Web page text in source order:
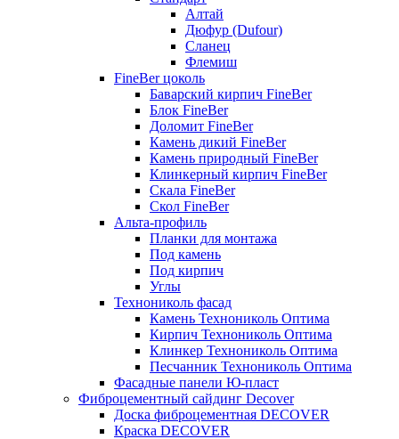
Алтай
Дюфур (Dufour)
Сланец
Флемиш
FineBer цоколь
Баварский кирпич FineBer
Блок FineBer
Доломит FineBer
Камень дикий FineBer
Камень природный FineBer
Клинкерный кирпич FineBer
Скала FineBer
Скол FineBer
Альта-профиль
Планки для монтажа
Под камень
Под кирпич
Углы
Технониколь фасад
Камень Технониколь Оптима
Кирпич Технониколь Оптима
Клинкер Технониколь Оптима
Песчанник Технониколь Оптима
Фасадные панели Ю-пласт
Фиброцементный сайдинг Decover
Доска фиброцементная DECOVER
Краска DECOVER